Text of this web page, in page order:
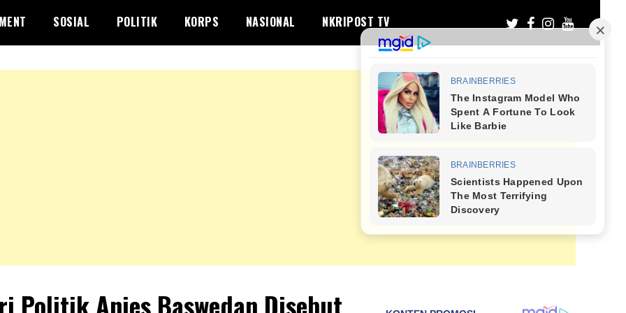
SOSIAL POLITIK KORPS NASIONAL NKRIPOST TV
Politik Anies Baswedan Disebut